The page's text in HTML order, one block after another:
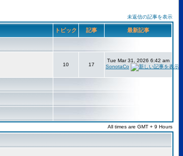
未返信の記事を表示
トピック 記事 最新記事
10 17
Tue Mar 31, 2026 6:42 am
SonotaCo
All times are GMT + 9 Hours